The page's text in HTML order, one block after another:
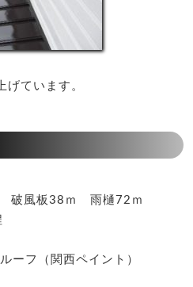
ています。
破風板38ｍ 雨樋72ｍ
ーフ（関西ペイント）